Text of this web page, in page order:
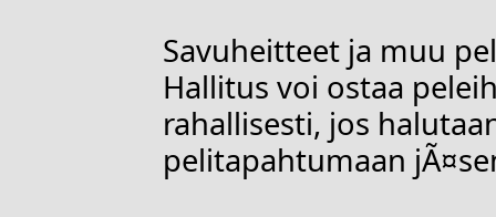
Savuheitteet ja muu
Hallitus voi ostaa
rahallisesti, jos
pelitapahtumaan